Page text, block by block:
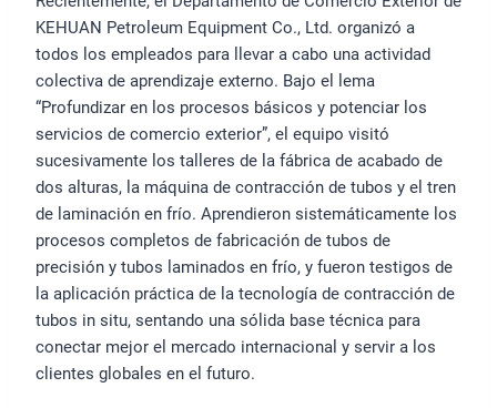
KEHUAN Petroleum Equipment Co., Ltd. organizó a
todos los empleados para llevar a cabo una actividad
colectiva de aprendizaje externo. Bajo el lema
“Profundizar en los procesos básicos y potenciar los
servicios de comercio exterior”, el equipo visitó
sucesivamente los talleres de la fábrica de acabado de
dos alturas, la máquina de contracción de tubos y el tren
de laminación en frío. Aprendieron sistemáticamente los
procesos completos de fabricación de tubos de
precisión y tubos laminados en frío, y fueron testigos de
la aplicación práctica de la tecnología de contracción de
tubos in situ, sentando una sólida base técnica para
conectar mejor el mercado internacional y servir a los
clientes globales en el futuro.